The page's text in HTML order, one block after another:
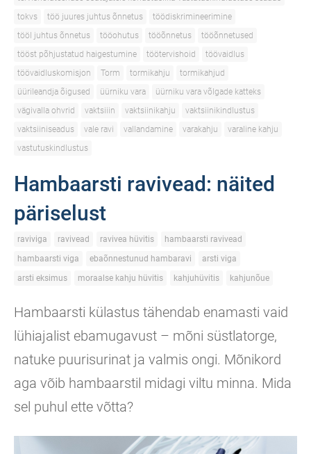
tokvs
töö juures juhtus õnnetus
töödiskrimineerimine
tööl juhtus õnnetus
tööohutus tööõnnetus
tööõnnetused
tööst põhjustatud haigestumine
töötervishoid
töövaidlus
töövaidluskomisjon
Torm tormikahju
tormikahjud
üürileandja õigused
üürniku vara
üürniku vara võlgade katteks
vägivalla ohvrid
vaktsiiin vaktsiinikahju
vaktsiinikindlustus
vaktsiiniseadus
vale ravi vallandamine varakahju
varaline kahju
vastutuskindlustus
Hambaarsti ravivead: näited
päriselust
raviviga ravivead ravivea hüvitis
hambaarsti ravivead
hambaarsti viga
ebaõnnestunud hambaravi
arsti viga
arsti eksimus
moraalse kahju hüvitis kahjuhüvitis kahjunõue
Hambaarsti külastus tähendab enamasti vaid
lühiajalist ebamugavust – mõni süstlatorge,
natuke puurisurinat ja valmis ongi. Mõnikord
aga võib hambaarstil midagi viltu minna. Mida
sel puhul ette võtta?